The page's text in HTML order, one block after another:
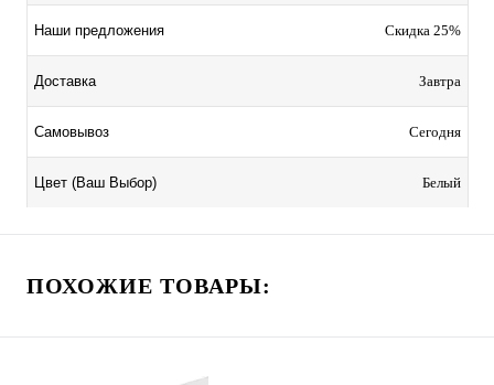
Наши предложения Скидка 25%
Доставка Завтра
Самовывоз Сегодня
Цвет (Ваш Выбор) Белый
ПОХОЖИЕ ТОВАРЫ: